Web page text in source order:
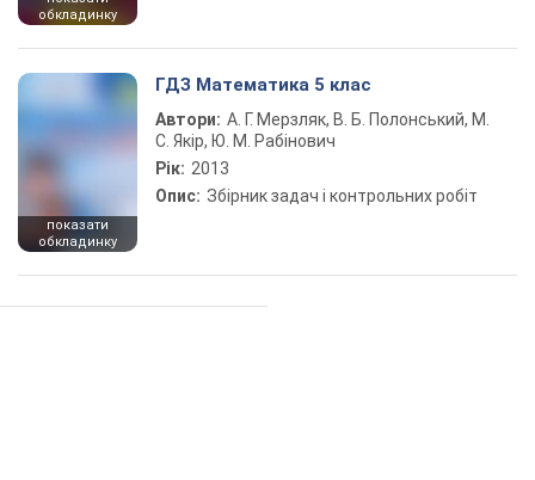
обкладинку
показати
обкладинку
ГДЗ Математика 5 клас
Автори: А. Г. Мерзляк, В. Б. Полонський, М.
С. Якір, Ю. М. Рабінович
Рік: 2013
Опис: Збірник задач і контрольних робіт